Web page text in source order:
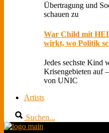
Übertragung und
schauen zu
War Child mit
wirkt, wo Politik
Jedes sechste Kind
Krisengebieten auf
von UNIC
Artists
Suchen...